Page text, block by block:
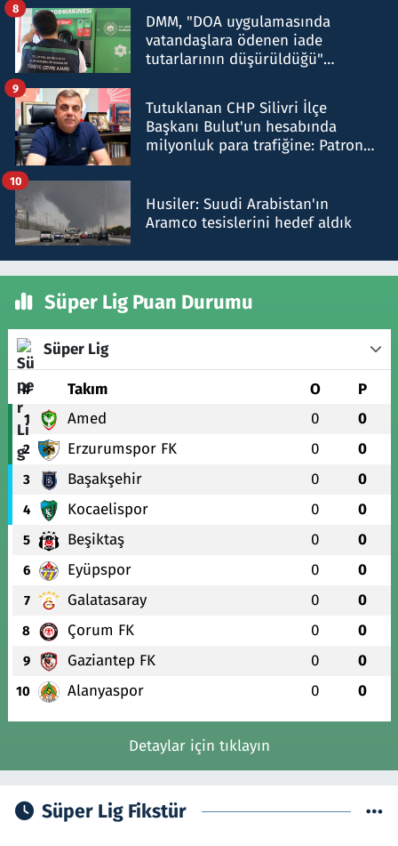
DMM, "DOA uygulamasında
vatandaşlara ödenen iade
tutarlarının düşürüldüğü"
8
Tutuklanan CHP Silivri İlçe
Başkanı Bulut'un hesabında
milyonluk para trafiğine: Patron
9
Husiler: Suudi Arabistan'ın
Aramco tesislerini hedef aldık
10
Süper Lig Puan Durumu
Süper Lig
# Takım O P
1 Amed 0 0
2 Erzurumspor FK 0 0
3 Başakşehir 0 0
4 Kocaelispor 0 0
5 Beşiktaş 0 0
6 Eyüpspor 0 0
7 Galatasaray 0 0
8 Çorum FK 0 0
9 Gaziantep FK 0 0
10 Alanyaspor 0 0
Detaylar için tıklayın
Süper Lig Fikstür